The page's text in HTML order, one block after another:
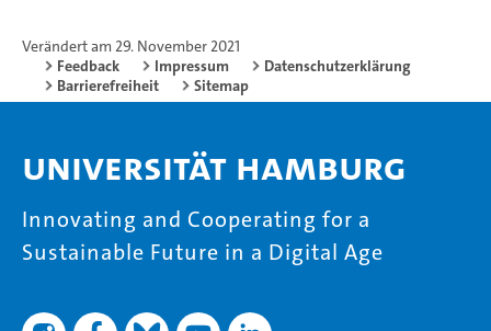
Verändert am 29. November 2021
Feedback
Impressum
Datenschutzerklärung
Barrierefreiheit
Sitemap
Universität Hamburg
Innovating and Cooperating for a
Sustainable Future in a Digital Age